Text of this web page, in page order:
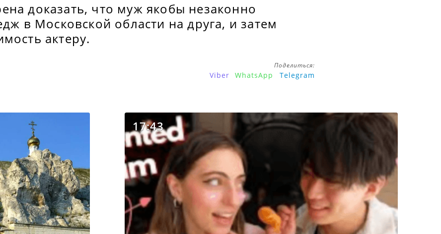
доказать, что муж якобы незаконно
в Московской области на друга, и затем
актеру.
Поделиться:
Viber WhatsApp Telegram
17:43